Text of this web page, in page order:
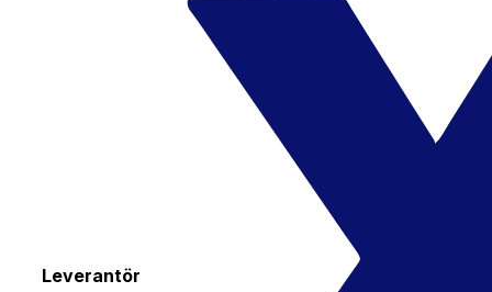
Leverantör